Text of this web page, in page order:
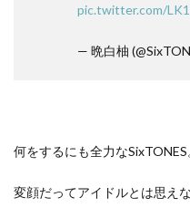
pic.twitter.com/
— 晩白柚
何をするにも全力なSixTONES
変顔だってアイドルとは思え